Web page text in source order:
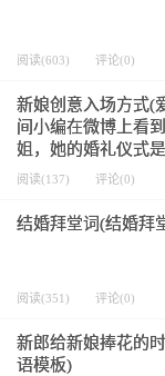
阅读(603) 评论(0)
新娘创意入场方式(
间小编在微博上看
姐，她的婚礼仪式
婚礼微电影开场，
故事，再由微电影
阅读(137) 评论(0)
结婚拜堂词(结婚拜
阅读(351) 评论(0)
新郎给新娘捧花的
语模板)